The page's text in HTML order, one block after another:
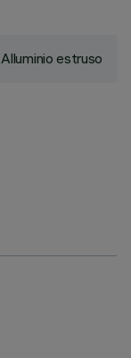
Alluminio estruso